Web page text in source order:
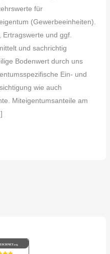
für
(Gewerbeeinheiten).
und ggf.
und sachrichtig
Bodenwert durch uns
Ein- und
wie auch
Miteigentumsanteile am
.org